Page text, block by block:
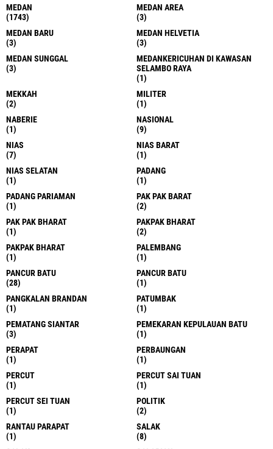
MEDAN
(1743)
MEDAN AREA
(3)
MEDAN BARU
(3)
MEDAN HELVETIA
(3)
MEDAN SUNGGAL
(3)
MEDANKERICUHAN DI KAWASAN
SELAMBO RAYA
(1)
MEKKAH
(2)
MILITER
(1)
NABERIE
(1)
NASIONAL
(9)
NIAS
(7)
NIAS BARAT
(1)
NIAS SELATAN
(1)
PADANG
(1)
PADANG PARIAMAN
(1)
PAK PAK BARAT
(2)
PAK PAK BHARAT
(1)
PAKPAK BHARAT
(2)
PAKPAK BHARAT
(1)
PALEMBANG
(1)
PANCUR BATU
(28)
PANCUR BATU
(1)
PANGKALAN BRANDAN
(1)
PATUMBAK
(1)
PEMATANG SIANTAR
(3)
PEMEKARAN KEPULAUAN BATU
(1)
PERAPAT
(1)
PERBAUNGAN
(1)
PERCUT
(1)
PERCUT SAI TUAN
(1)
PERCUT SEI TUAN
(1)
POLITIK
(2)
RANTAU PARAPAT
(1)
SALAK
(8)